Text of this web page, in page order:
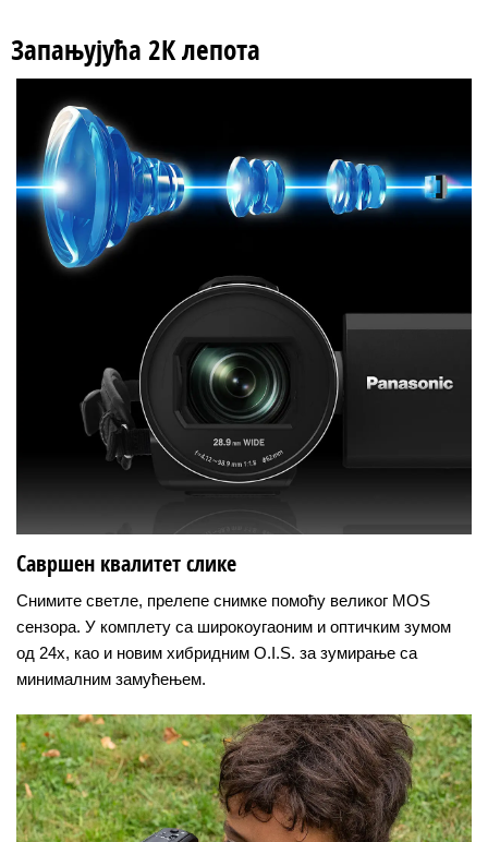
Запањујућа 2К лепота
Савршен квалитет слике
Снимите светле, прелепе снимке помоћу великог MOS
сензора. У комплету са широкоугаоним и оптичким зумом
од 24x, као и новим хибридним O.I.S. за зумирање са
минималним замућењем.